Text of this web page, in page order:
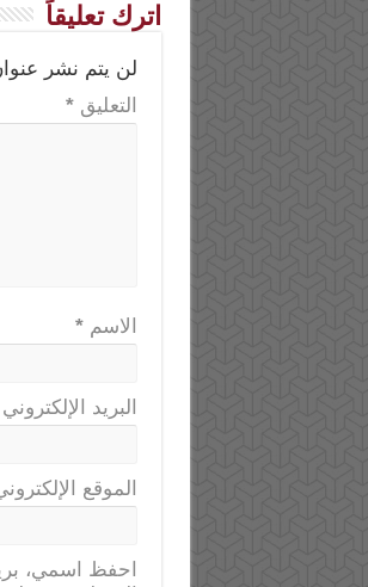
اترك تعليقاً
لن يتم نشر
التعليق*
الاسم*
البريد
الموقع
احفظ اسمي،